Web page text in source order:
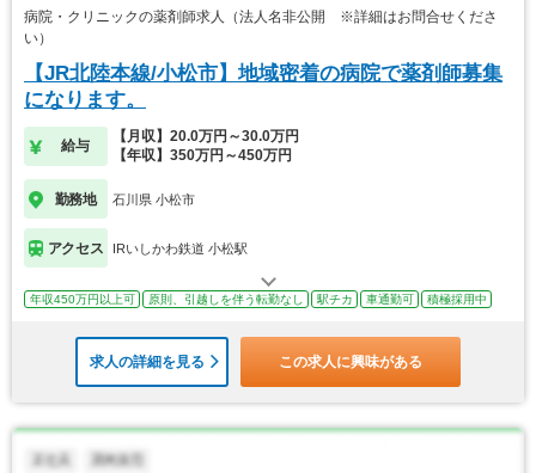
病院・クリニックの薬剤師求人（法人名非公開 ※詳細はお問合せくださ
い）
【JR北陸本線/小松市】地域密着の病院で薬剤師募集
になります。
給与
【月収】20.0万円～30.0万円
【年収】350万円～450万円
勤務地 石川県 小松市
アクセス IRいしかわ鉄道 小松駅
年収450万円以上可 原則、引越しを伴う転勤なし 駅チカ 車通勤可 積極採用中
求人の詳細を見る この求人に興味がある